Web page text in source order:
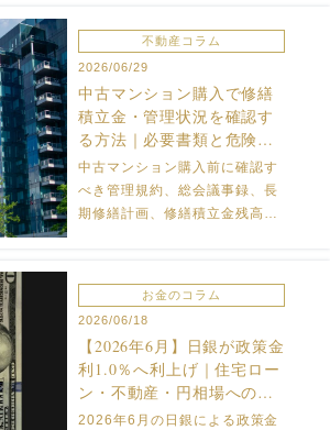
不動産コラム
2026/06/29
中古マンション購入で修繕
積立金・管理状況を確認す
る方法｜必要書類と危険な
兆候
中古マンション購入前に確認す
べき管理規約、総会議事録、長
期修繕計画、修繕積立金残高、
と、購入を慎重にすべき危険な
兆候も整理します。
お金のコラム
2026/06/18
【2026年6月】日銀が政策金
利1.0％へ利上げ｜住宅ロー
ン・不動産・円相場への影
響
2026年6月の日銀による政策金